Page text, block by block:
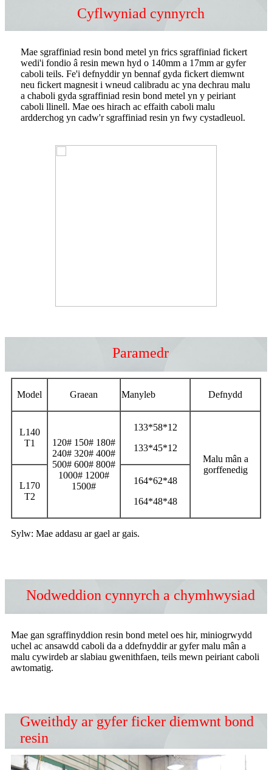
Cyflwyniad cynnyrch
Mae sgraffiniad resin bond metel yn frics sgraffiniad fickert
wedi'i fondio â resin mewn hyd o 140mm a 17mm ar gyfer
caboli teils. Fe'i defnyddir yn bennaf gyda fickert diemwnt
neu fickert magnesit i wneud calibradu ac yna dechrau malu
a chaboli gyda sgraffiniad resin bond metel yn y peiriant
caboli llinell. Mae oes hirach ac effaith caboli malu
ardderchog yn cadw'r sgraffiniad resin yn fwy cystadleuol.
Paramedr
Model Graean Manyleb Defnydd
L140
T1
120# 150# 180#
240# 320# 400#
500# 600# 800#
1000# 1200#
1500#
133*58*12
133*45*12
Malu mân a
gorffenedig
L170
T2
164*62*48
164*48*48
Sylw: Mae addasu ar gael ar gais.
Nodweddion cynnyrch a chymhwysiad
Mae gan sgraffinyddion resin bond metel oes hir, miniogrwydd
uchel ac ansawdd caboli da a ddefnyddir ar gyfer malu mân a
malu cywirdeb ar slabiau gwenithfaen, teils mewn peiriant caboli
awtomatig.
Gweithdy ar gyfer ficker diemwnt bond
resin